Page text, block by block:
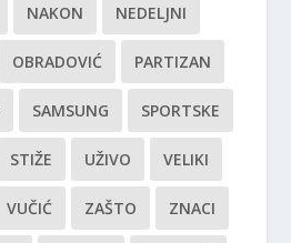
NAKON NEDELJNI
OBRADOVIĆ PARTIZAN
SAMSUNG SPORTSKE
STIŽE UŽIVO VELIKI
VUČIĆ ZAŠTO ZNACI